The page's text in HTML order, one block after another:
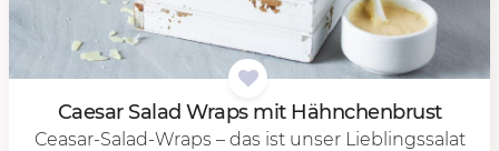
Cae­sar Sa­lad Wraps mit Hähn­chen­brust
Ceasar-Salad-Wraps – das ist unser Lieblingssalat